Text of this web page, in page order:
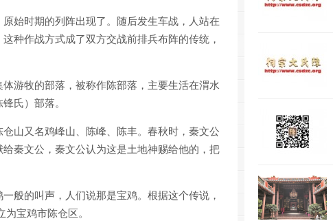
始时期的列阵出现了。随后发生车战，人站在
种作战方式成了双方交战前排兵布阵的传统，
游牧的部落，被称作陈部落，主要生活在渭水
氏）部落。
山又名鸡峰山、陈峰、陈丰。春秋时，秦文公
秦文公，秦文公认为这是土地神赐给他的，把
般的叫声，人们说那是宝鸡。根据这个传说，
宝鸡市陈仓区。